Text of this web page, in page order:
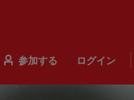
参加する ログイン